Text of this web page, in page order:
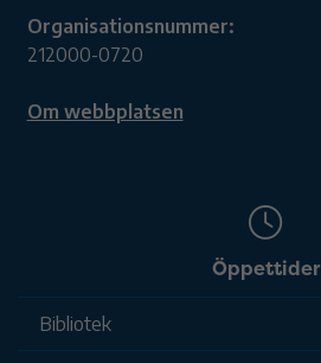
Organisationsnummer:
212000-0720
Om webbplatsen
Öppettider
Bibliotek